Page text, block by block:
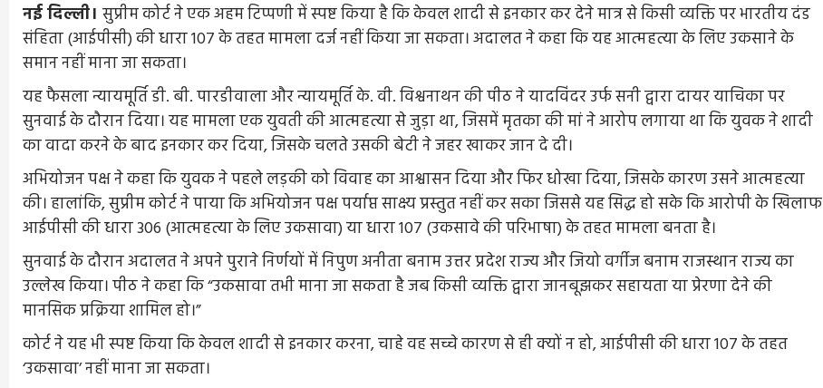
नई दिल्ली। सुप्रीम कोर्ट ने एक अहम टिप्पणी में स्पष्ट किया है कि केवल शादी से इनकार कर देने मात्र से किसी व्यक्ति पर भारतीय दंड
संहिता (आईपीसी) की धारा 107 के तहत मामला दर्ज नहीं किया जा सकता। अदालत ने कहा कि यह आत्महत्या के लिए उकसाने के
समान नहीं माना जा सकता।
यह फैसला न्यायमूर्ति डी. बी. पारडीवाला और न्यायमूर्ति के. वी. विश्वनाथन की पीठ ने यादविंदर उर्फ सनी द्वारा दायर याचिका पर
सुनवाई के दौरान दिया। यह मामला एक युवती की आत्महत्या से जुड़ा था, जिसमें मृतका की मां ने आरोप लगाया था कि युवक ने शादी
का वादा करने के बाद इनकार कर दिया, जिसके चलते उसकी बेटी ने जहर खाकर जान दे दी।
अभियोजन पक्ष ने कहा कि युवक ने पहले लड़की को विवाह का आश्वासन दिया और फिर धोखा दिया, जिसके कारण उसने आत्महत्या
की। हालांकि, सुप्रीम कोर्ट ने पाया कि अभियोजन पक्ष पर्याप्त साक्ष्य प्रस्तुत नहीं कर सका जिससे यह सिद्ध हो सके कि आरोपी के खिलाफ
आईपीसी की धारा 306 (आत्महत्या के लिए उकसावा) या धारा 107 (उकसावे की परिभाषा) के तहत मामला बनता है।
सुनवाई के दौरान अदालत ने अपने पुराने निर्णयों में निपुण अनीता बनाम उत्तर प्रदेश राज्य और जियो वर्गीज बनाम राजस्थान राज्य का
उल्लेख किया। पीठ ने कहा कि “उकसावा तभी माना जा सकता है जब किसी व्यक्ति द्वारा जानबूझकर सहायता या प्रेरणा देने की
मानसिक प्रक्रिया शामिल हो।”
कोर्ट ने यह भी स्पष्ट किया कि केवल शादी से इनकार करना, चाहे वह सच्चे कारण से ही क्यों न हो, आईपीसी की धारा 107 के तहत
‘उकसावा’ नहीं माना जा सकता।